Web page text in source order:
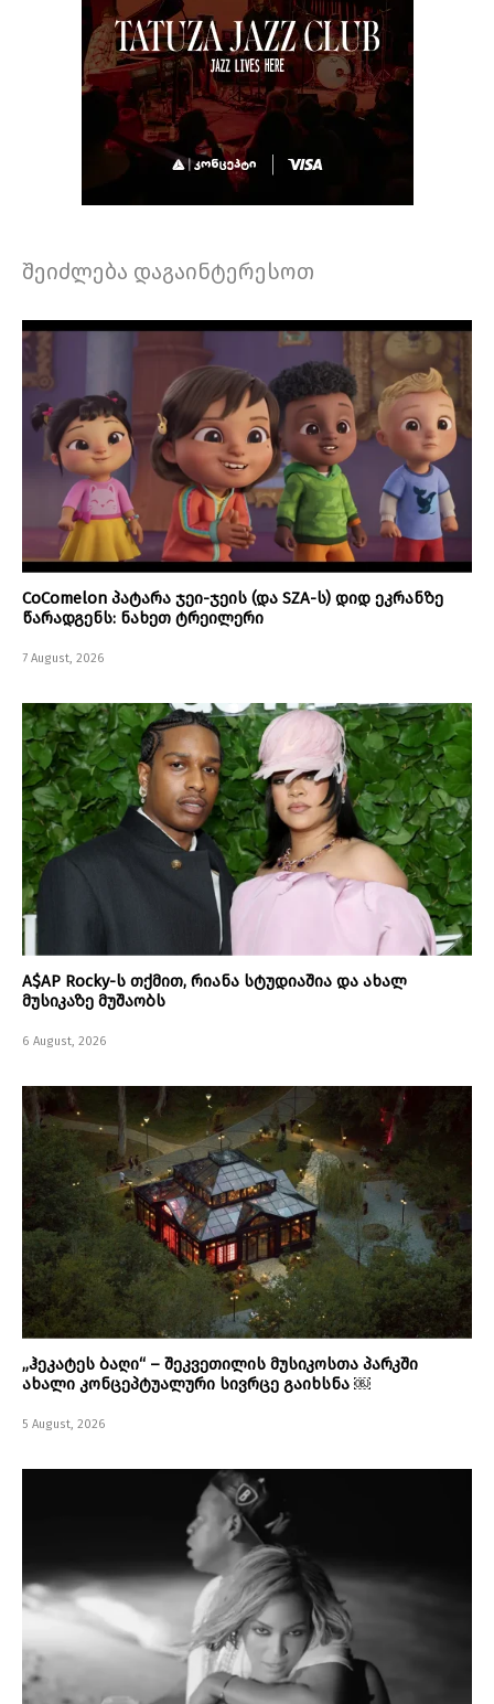
შეიძლება დაგაინტერესოთ
CoComelon პატარა ჯეი-ჯეის (და SZA-ს) დიდ ეკრანზე
წარადგენს: ნახეთ ტრეილერი
7 August, 2026
A$AP Rocky-ს თქმით, რიანა სტუდიაშია და ახალ
მუსიკაზე მუშაობს
6 August, 2026
„ჰეკატეს ბაღი“ – შეკვეთილის მუსიკოსთა პარკში
ახალი კონცეპტუალური სივრცე გაიხსნა ￼
5 August, 2026